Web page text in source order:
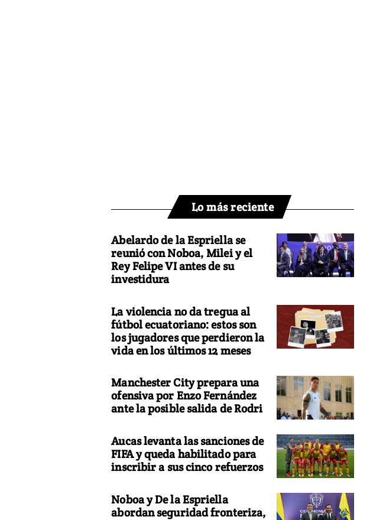
Lo más reciente
Abelardo de la Espriella se
reunió con Noboa, Milei y el
Rey Felipe VI antes de su
investidura
La violencia no da tregua al
fútbol ecuatoriano: estos son
los jugadores que perdieron la
vida en los últimos 12 meses
Manchester City prepara una
ofensiva por Enzo Fernández
ante la posible salida de Rodri
Aucas levanta las sanciones de
FIFA y queda habilitado para
inscribir a sus cinco refuerzos
Noboa y De la Espriella
abordan seguridad fronteriza,